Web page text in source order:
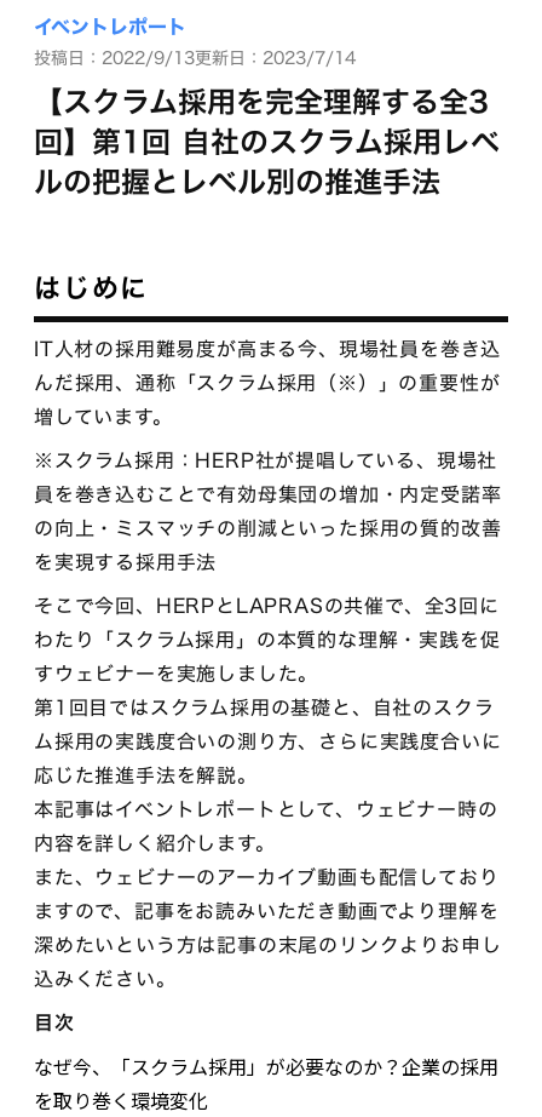
イベントレポート
投稿日：2022/9/13更新日：2023/7/14
【スクラム採用を完全理解する全3
回】第1回 自社のスクラム採用レベ
ルの把握とレベル別の推進手法
はじめに
IT人材の採用難易度が高まる今、現場社員を巻き込
んだ採用、通称「スクラム採用（※）」の重要性が
増しています。
※スクラム採用：HERP社が提唱している、現場社
員を巻き込むことで有効母集団の増加・内定受諾率
の向上・ミスマッチの削減といった採用の質的改善
を実現する採用手法
そこで今回、HERPとLAPRASの共催で、全3回に
わたり「スクラム採用」の本質的な理解・実践を促
すウェビナーを実施しました。
第1回目ではスクラム採用の基礎と、自社のスクラ
ム採用の実践度合いの測り方、さらに実践度合いに
応じた推進手法を解説。
本記事はイベントレポートとして、ウェビナー時の
内容を詳しく紹介します。
また、ウェビナーのアーカイブ動画も配信しており
ますので、記事をお読みいただき動画でより理解を
深めたいという方は記事の末尾のリンクよりお申し
込みください。
目次
なぜ今、「スクラム採用」が必要なのか？企業の採用
を取り巻く環境変化